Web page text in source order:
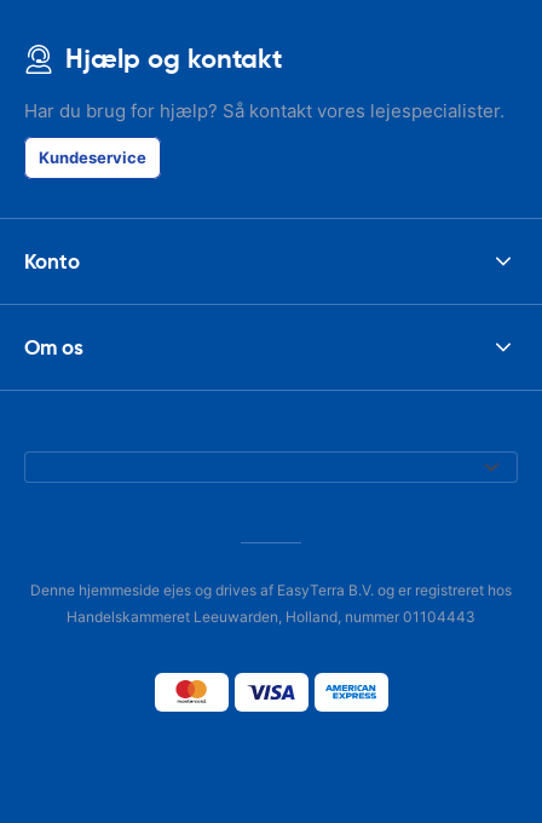
Hjælp og kontakt
Har du brug for hjælp? Så kontakt vores lejespecialister.
Kundeservice
Konto
Om os
Denne hjemmeside ejes og drives af EasyTerra B.V. og er registreret hos
Handelskammeret Leeuwarden, Holland, nummer 01104443